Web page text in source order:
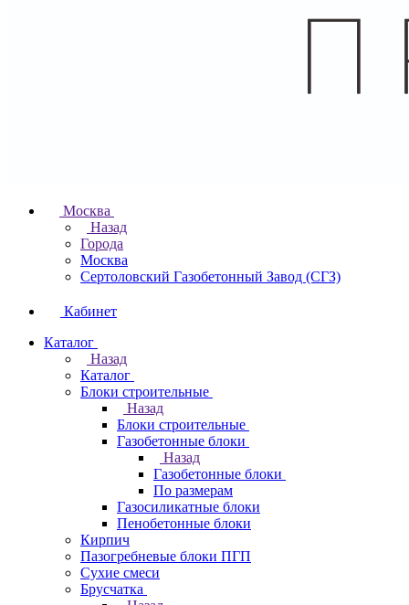
Москва
Назад
Города
Москва
Сертоловский Газобетонный Завод (СГЗ)
Кабинет
Каталог
Назад
Каталог
Блоки строительные
Назад
Блоки строительные
Газобетонные блоки
Назад
Газобетонные блоки
По размерам
Газосиликатные блоки
Пенобетонные блоки
Кирпич
Пазогребневые блоки ПГП
Сухие смеси
Брусчатка